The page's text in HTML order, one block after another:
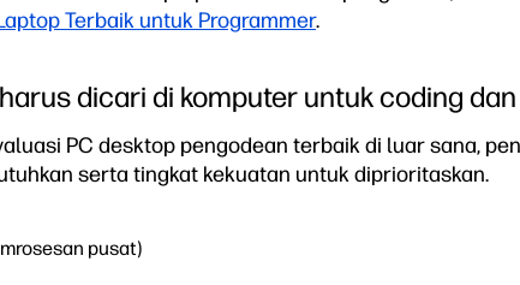
Terbaik untuk Programmer.
dicari di komputer untuk coding
PC desktop pengodean terbaik di luar sana,
serta tingkat kekuatan untuk diprioritaskan.
pusat)